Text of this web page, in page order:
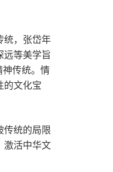
统，张岱年
远等美学旨
神传统。情
的文化宝
传统的局限
激活中华文